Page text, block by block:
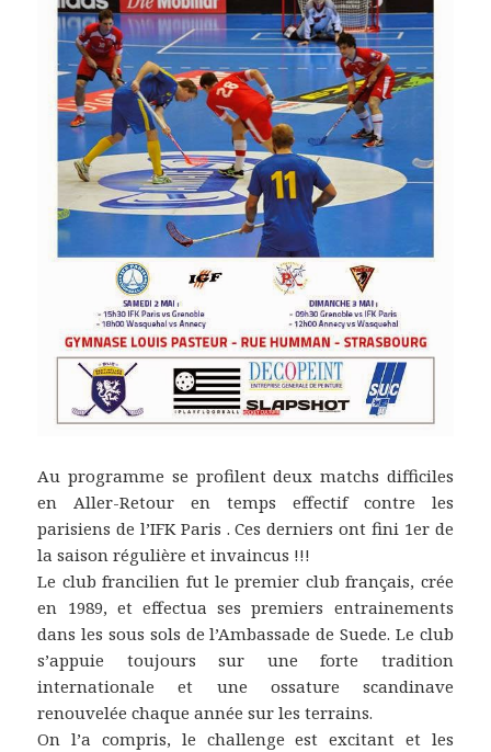
Au programme se profilent deux matchs difficiles
en Aller-Retour en temps effectif contre les
parisiens de l’IFK Paris . Ces derniers ont fini 1er de
la saison régulière et invaincus !!!
Le club francilien fut le premier club français, crée
en 1989, et effectua ses premiers entrainements
dans les sous sols de l’Ambassade de Suede. Le club
s’appuie toujours sur une forte tradition
internationale et une ossature scandinave
renouvelée chaque année sur les terrains.
On l’a compris, le challenge est excitant et les